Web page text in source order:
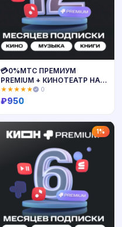
Купить
💳0%МТС ПРЕМИУМ
PREMIUM + КИНОТЕАТР НА
12 МЕСЯЦЕВ🔥
★★★★★ 0
₽950
1%